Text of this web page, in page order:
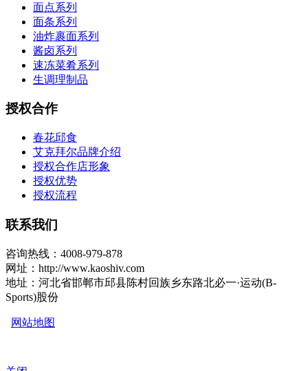
面点系列
面条系列
油炸裹面系列
酱卤系列
速冻菜肴系列
生调理制品
授权合作
春花邱食
艾克拜尔品牌介绍
授权合作店形象
授权优势
授权流程
联系我们
咨询热线：4008-979-878
网址：http://www.kaoshiv.com
地址：河北省邯郸市邱县陈村回族乡东路北必一·运动(B-
Sports)股份
网站地图